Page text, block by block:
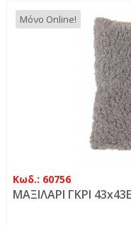
Μόνο Online!
Κωδ.: 60756
ΜΑΞΙΛΑΡΙ ΓΚΡΙ